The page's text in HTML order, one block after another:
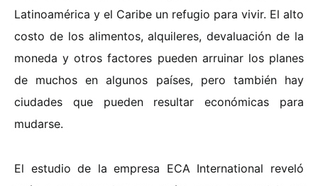
Latinoamérica y el Caribe un refugio para vivir. El alto
costo de los alimentos, alquileres, devaluación de la
moneda y otros factores pueden arruinar los planes
de muchos en algunos países, pero también hay
ciudades que pueden resultar económicas para
mudarse.
El estudio de la empresa ECA International reveló